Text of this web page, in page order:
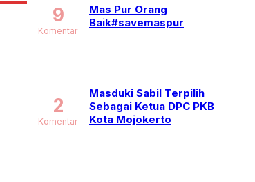
Mas Pur Orang
Baik#savemaspur
9
Komentar
Masduki Sabil Terpilih
Sebagai Ketua DPC PKB
Kota Mojokerto
2
Komentar